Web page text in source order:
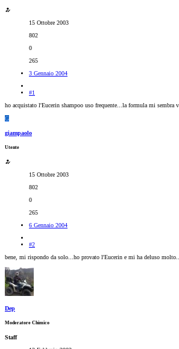
15 Ottobre 2003
802
0
265
3 Gennaio 2004
#1
ho acquistato l'Eucerin shampoo uso frequente...la formula mi
G
giampaolo
Utente
15 Ottobre 2003
802
0
265
6 Gennaio 2004
#2
bene, mi rispondo da solo...ho provato l'Eucerin e mi ha deluso
Dep
Moderatore Chimico
Staff